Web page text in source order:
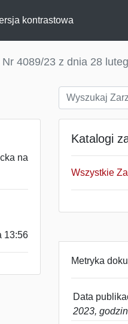
kontrastowa
4089/23 z dnia 28
na
13:56
Katalogi
Wszystkie
Metryka
Data
2023,